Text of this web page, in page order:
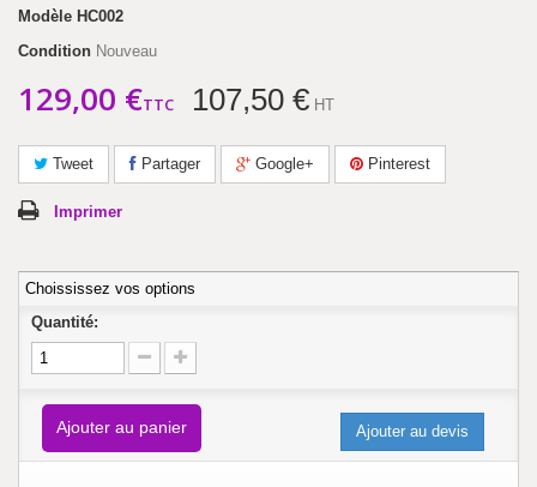
Modèle HC002
Condition Nouveau
129,00 €TTC 107,50 € HT
Tweet Partager Google+ Pinterest
Imprimer
Choississez vos options
Quantité:
Ajouter au panier Ajouter au devis